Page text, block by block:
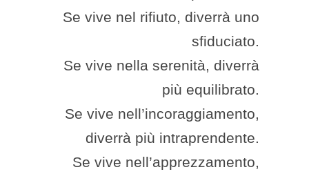
Se vive nel rifiuto, diverrà uno
sfiduciato.
Se vive nella serenità, diverrà
più equilibrato.
Se vive nell’incoraggiamento,
diverrà più intraprendente.
Se vive nell’apprezzamento,